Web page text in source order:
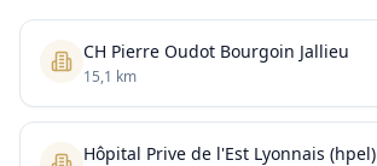
CH Pierre Oudot Bourgoin Jallieu
15,1 km
Hôpital Prive de l'Est Lyonnais (hpel)